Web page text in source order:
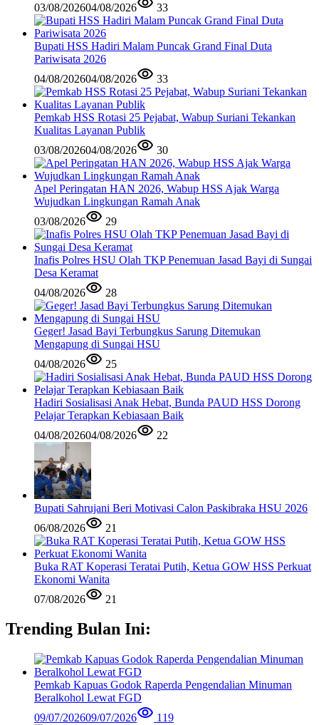
03/08/202604/08/2026 33
Bupati HSS Hadiri Malam Puncak Grand Final Duta
Pariwisata 2026
04/08/202604/08/2026 33
Pemkab HSS Rotasi 25 Pejabat, Wabup Suriani Tekankan
Kualitas Layanan Publik
03/08/202604/08/2026 30
Apel Peringatan HAN 2026, Wabup HSS Ajak Warga
Wujudkan Lingkungan Ramah Anak
03/08/2026
29
Inafis Polres HSU Olah TKP Penemuan Jasad Bayi di Sungai
Desa Keramat
04/08/2026
28
Geger! Jasad Bayi Terbungkus Sarung Ditemukan
Mengapung di Sungai HSU
04/08/2026
25
Hadiri Sosialisasi Anak Hebat, Bunda PAUD HSS Dorong
Pelajar Terapkan Kebiasaan Baik
04/08/202604/08/2026 22
Bupati Sahrujani Beri Motivasi Calon Paskibraka HSU 2026
06/08/2026
21
Buka RAT Koperasi Teratai Putih, Ketua GOW HSS Perkuat
Ekonomi Wanita
07/08/2026
21
Trending Bulan Ini:
Pemkab Kapuas Godok Raperda Pengendalian Minuman
Beralkohol Lewat FGD
09/07/202609/07/2026 119